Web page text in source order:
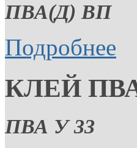
ПВА(Д) ВП
Подробнее
КЛЕЙ
ПВА У 33